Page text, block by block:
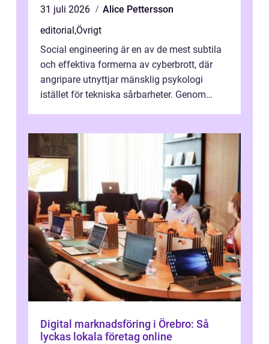
31 juli 2026
Alice Pettersson
editorial ,Övrigt
Social engineering är en av de mest subtila
och effektiva formerna av cyberbrott, där
angripare utnyttjar mänsklig psykologi
istället för tekniska sårbarheter. Genom
Digital marknadsföring i Örebro: Så
lyckas lokala företag online